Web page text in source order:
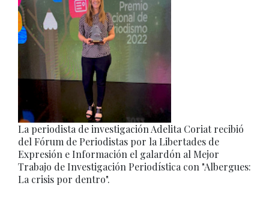
La periodista de investigación Adelita Coriat recibió
del Fórum de Periodistas por la Libertades de
Expresión e Información el galardón al Mejor
Trabajo de Investigación Periodística con "Albergues:
La crisis por dentro".